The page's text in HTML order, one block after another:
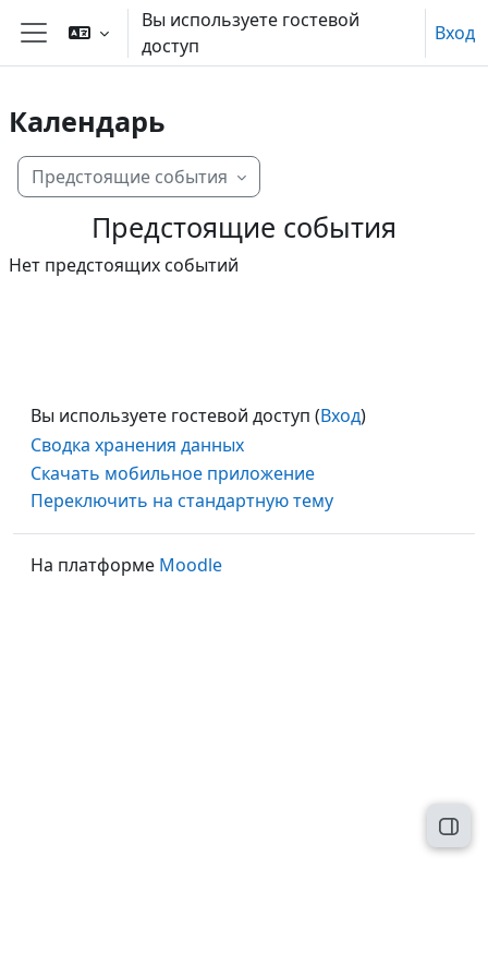
Перейти к основному содержанию
Боковая панель
Вы используете гостевой
доступ
Вход
Календарь
Предстоящие события
Предстоящие события
Нет предстоящих событий
Вы используете гостевой доступ (Вход)
Сводка хранения данных
Скачать мобильное приложение
Переключить на стандартную тему
На платформе Moodle